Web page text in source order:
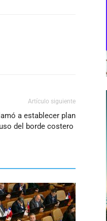
disminuir
el
volumen.
Artículo siguiente
a establecer plan
del borde costero